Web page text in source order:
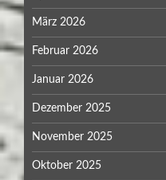
März 2026
Februar 2026
Januar 2026
Dezember 2025
November 2025
Oktober 2025